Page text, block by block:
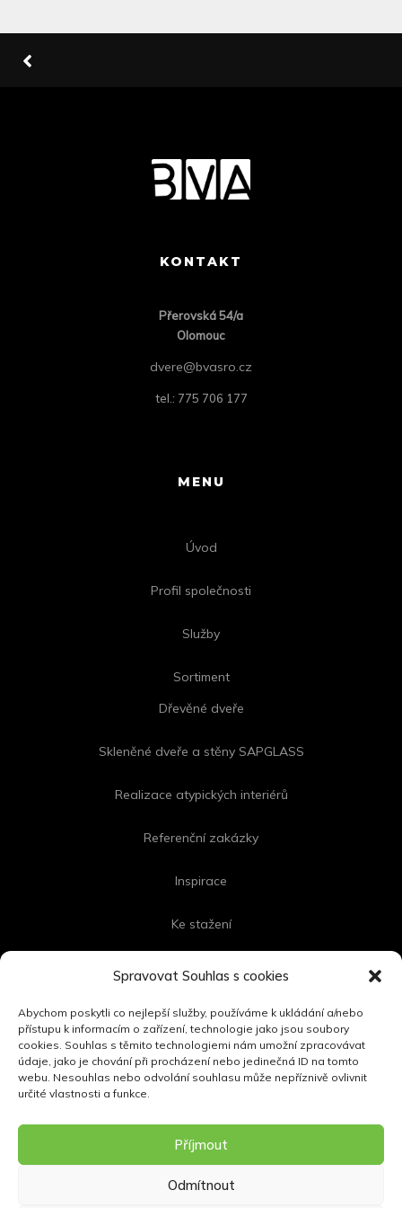
Spravovat Souhlas s cookies
Abychom poskytli co nejlepší služby, používáme k ukládání a/nebo
přístupu k informacím o zařízení, technologie jako jsou soubory
cookies. Souhlas s těmito technologiemi nám umožní zpracovávat
údaje, jako je chování při procházení nebo jedinečná ID na tomto
webu. Nesouhlas nebo odvolání souhlasu může nepříznivě ovlivnit
určité vlastnosti a funkce.
Příjmout
Odmítnout
KONTAKT
Přerovská 54/a
Olomouc
dvere@bvasro.cz
tel.: 775 706 177
MENU
Úvod
Profil společnosti
Služby
Sortiment
Dřevěné dveře
Skleněné dveře a stěny SAPGLASS
Realizace atypických interiérů
Referenční zakázky
Inspirace
Ke stažení
Kontakt
FOLLOW US